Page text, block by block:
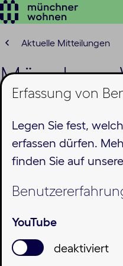
Erfassung von
Legen Sie fest,
erfassen dürfen.
finden Sie auf
YouTube
deaktiviert
Zum
springen
Aktuelle Mitteilungen
Münchner
stellt
als 400
Moosach
Freitag, 30.01.2026